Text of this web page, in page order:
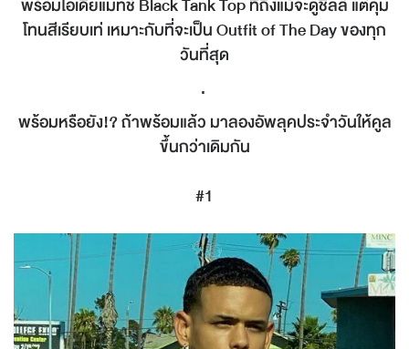
โทนสีเรียบเท่ เหมาะกับที่จะเป็น Outfit of The Day ของทุก
วันที่สุด
.
พร้อมหรือยัง!? ถ้าพร้อมแล้ว มาลองอัพลุคประจำวันให้คูล
ขึ้นกว่าเดิมกัน
#1